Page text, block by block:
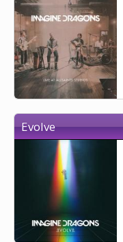
Evolve